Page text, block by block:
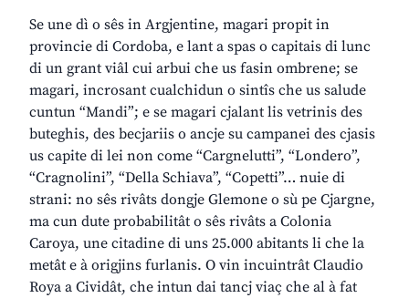
Se une dì o sês in Argjentine, magari propit in
provincie di Cordoba, e lant a spas o capitais di lunc
di un grant viâl cui arbui che us fasin ombrene; se
magari, incrosant cualchidun o sintîs che us salude
cuntun “Mandi”; e se magari cjalant lis vetrinis des
buteghis, des becjariis o ancje su campanei des cjasis
us capite di lei non come “Cargnelutti”, “Londero”,
“Cragnolini”, “Della Schiava”, “Copetti”… nuie di
strani: no sês rivâts dongje Glemone o sù pe Cjargne,
ma cun dute probabilitât o sês rivâts a Colonia
Caroya, une citadine di uns 25.000 abitants li che la
metât e à origjins furlanis. O vin incuintrât Claudio
Roya a Cividât, che intun dai tancj viaç che al à fat